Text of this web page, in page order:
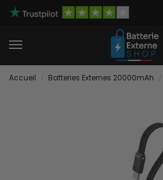
Accueil Batteries Externes 20000mAh